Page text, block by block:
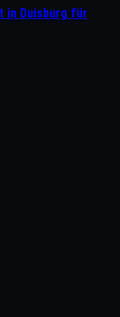
in Duisburg für